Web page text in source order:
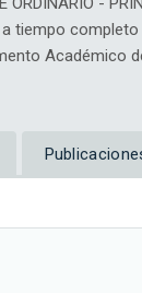
tiempo completo
Académico